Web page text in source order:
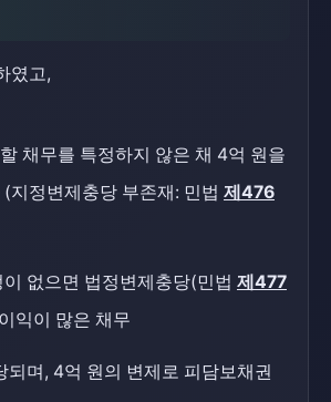
였고,
채무를 특정하지 않은 채 4억 원을
지정변제충당 부존재: 민법 제476
없으면 법정변제충당(민법 제477
익이 많은 채무
되며, 4억 원의 변제로 피담보채권